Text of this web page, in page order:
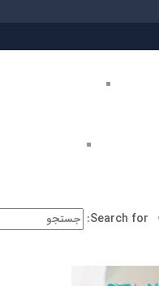
در غرب تهران کامپوزیت دندان در غرب
در غرب تهران جراحی لثه در غرب
Search for: